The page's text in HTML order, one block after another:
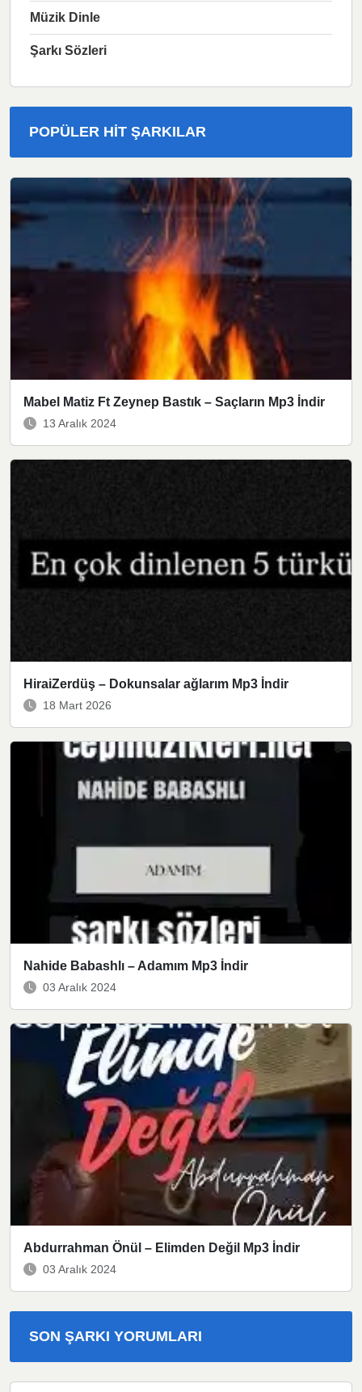
Müzik Dinle
Şarkı Sözleri
POPÜLER HIT ŞARKILAR
Mabel Matiz Ft Zeynep Bastık – Saçların Mp3 İndir
13 Aralık 2024
HiraiZerdüş – Dokunsalar ağlarım Mp3 İndir
18 Mart 2026
Nahide Babashlı – Adamım Mp3 İndir
03 Aralık 2024
Abdurrahman Önül – Elimden Değil Mp3 İndir
03 Aralık 2024
SON ŞARKI YORUMLARI